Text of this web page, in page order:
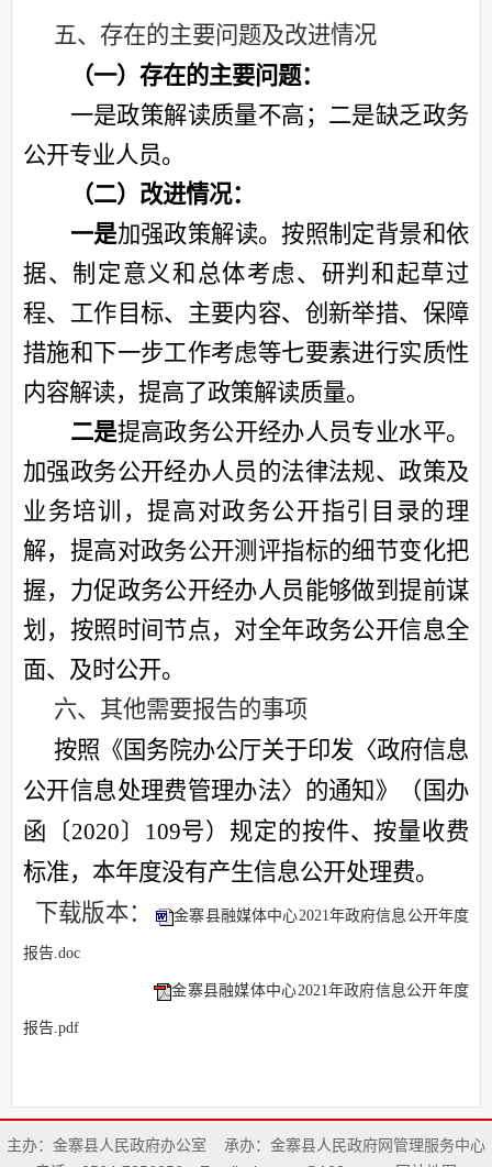
五、存在的主要问题及改进情况
（一）存在的主要问题：
一是政策解读质量不高 ； 二是缺乏政务
公开专业人员。
（二）改进情况：
一是加强政策解读。按照制定背景和依
据、制定意义和总体考虑、 研判和起草过
程、工作目标、主要内容、创新举措、 保障
措施和下一步工作考虑等七要素进行实质性
内容解读，提高了政策解读质量。
二是提高政务公开经办人员专业水平。
加强政务公开经办人员的法律法规、政策及
业务培训，提高对政务公开指引目录的理
解，提高对政务公开测评指标的细节变化把
握，力促政务公开经办人员能够做到提前谋
划，按照时间节点，对全年政务公开信息全
面、及时公开。
六、 其他需要报告的事项
按照《国务院办公厅关于印发〈政府信息
公开信息处理费管理办法〉的通知》（国办
函〔2020〕109号）规定的按件、按量收费
标准，本年度没有产生信息公开处理费。
下载版本：
金寨县融媒体中心2021年政府信息公开年度
报告.doc
金寨县融媒体中心2021年政府信息公开年度
报告.pdf
主办：金寨县人民政府办公室
承办：金寨县人民政府网管理服务中心